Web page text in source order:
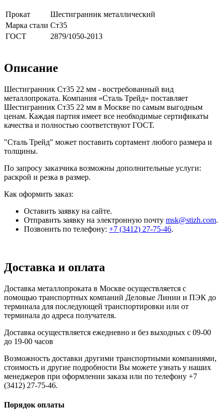
Прокат
Шестигранник металлический
Марка стали Ст35
ГОСТ
2879/1050-2013
Описание
Шестигранник Ст35 22 мм - востребованный вид
металлопроката. Компания «Сталь Трейд» поставляет
Шестигранник Ст35 22 мм в Москве по самым выгодным
ценам. Каждая партия имеет все необходимые сертификаты
качества и полностью соответствуют ГОСТ.
"Сталь Трейд" может поставить сортамент любого размера и
толщины.
По запросу заказчика возможны дополнительные услуги:
раскрой и резка в размер.
Как оформить заказ:
Оставить заявку на сайте.
Отправить заявку на электронную почту msk@stizh.com.
Позвонить по телефону: +7 (3412) 27-75-46.
Доставка и оплата
Доставка металлопроката в Москве осуществляется с
помощью транспортных компаний Деловые Линии и ПЭК до
терминала для последующей транспортировки или от
терминала до адреса получателя.
Доставка осуществляется ежедневно и без выходных с 09-00
до 19-00 часов
Возможность доставки другими транспортными компаниями,
стоимость и другие подробности Вы можете узнать у наших
менеджеров при оформлении заказа или по телефону +7
(3412) 27-75-46.
Порядок оплаты